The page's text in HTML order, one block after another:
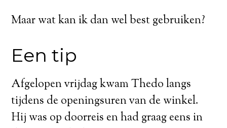
Maar wat kan ik dan wel best gebruiken?
Een tip
Afgelopen vrijdag kwam Thedo langs
tijdens de openingsuren van de winkel.
Hij was op doorreis en had graag eens in